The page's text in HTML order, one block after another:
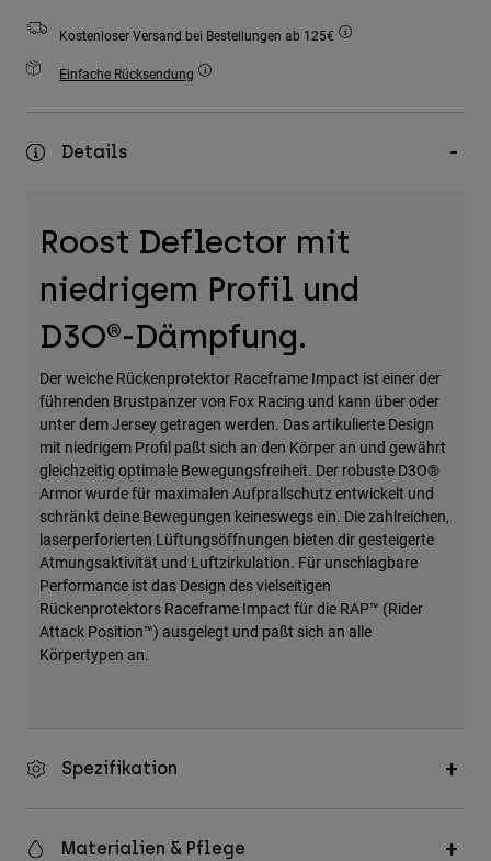
Alles in Accessoires
Alle anzeigen
Kostenloser Versand bei Bestellungen ab 125€
Einfache Rücksendung
Details
Roost Deflector mit
niedrigem Profil und
D3O®-Dämpfung.
Der weiche Rückenprotektor Raceframe Impact ist einer der
führenden Brustpanzer von Fox Racing und kann über oder
unter dem Jersey getragen werden. Das artikulierte Design
mit niedrigem Profil paßt sich an den Körper an und gewährt
gleichzeitig optimale Bewegungsfreiheit. Der robuste D3O®
Armor wurde für maximalen Aufprallschutz entwickelt und
schränkt deine Bewegungen keineswegs ein. Die zahlreichen,
laserperforierten Lüftungsöffnungen bieten dir gesteigerte
Atmungsaktivität und Luftzirkulation. Für unschlagbare
Performance ist das Design des vielseitigen
Rückenprotektors Raceframe Impact für die RAP™ (Rider
Attack Position™) ausgelegt und paßt sich an alle
Körpertypen an.
Spezifikation
Materialien & Pflege